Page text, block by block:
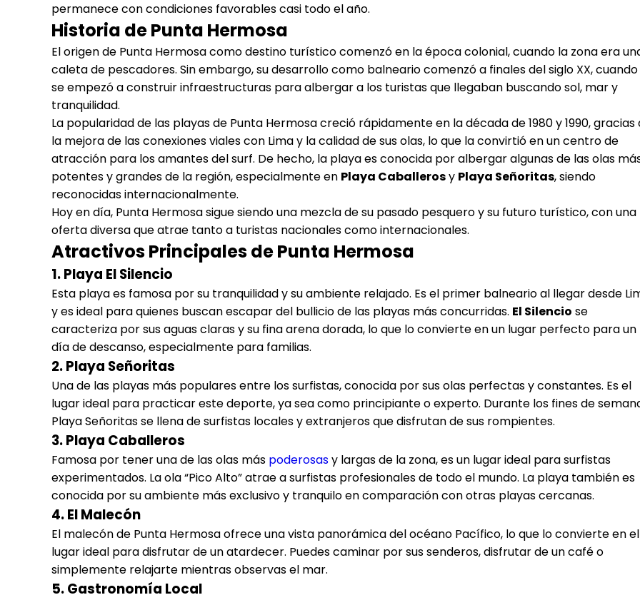
permanece con condiciones favorables casi todo el año.
Historia de Punta Hermosa
El origen de Punta Hermosa como destino turístico comenzó en la época colonial, cuando la zona era
caleta de pescadores. Sin embargo, su desarrollo como balneario comenzó a finales del siglo XX, cuando
se empezó a construir infraestructuras para albergar a los turistas que llegaban buscando sol, mar y
tranquilidad.
La popularidad de las playas de Punta Hermosa creció rápidamente en la década de 1980 y 1990, gracias
la mejora de las conexiones viales con Lima y la calidad de sus olas, lo que la convirtió en un centro de
atracción para los amantes del surf. De hecho, la playa es conocida por albergar algunas de las olas
potentes y grandes de la región, especialmente en Playa Caballerosy Playa Señoritas, siendo
reconocidas internacionalmente.
Hoy en día, Punta Hermosa sigue siendo una mezcla de su pasado pesquero y su futuro turístico, con una
oferta diversa que atrae tanto a turistas nacionales como internacionales.
Atractivos Principales de Punta Hermosa
1.Playa El Silencio
Esta playa es famosa por su tranquilidad y su ambiente relajado. Es el primer balneario al llegar desde
y es ideal para quienes buscan escapar del bullicio de las playas más concurridas. El Silencio se
caracteriza por sus aguas claras y su fina arena dorada, lo que lo convierte en un lugar perfecto para un
día de descanso, especialmente para familias.
2.Playa Señoritas
Una de las playas más populares entre los surfistas, conocida por sus olas perfectas y constantes. Es el
lugar ideal para practicar este deporte, ya sea como principiante o experto. Durante los fines de
Playa Señoritas se llena de surfistas locales y extranjeros que disfrutan de sus rompientes.
3.Playa Caballeros
Famosa por tener una de las olas más poderosasy largas de la zona, es un lugar ideal para surfistas
experimentados. La ola “Pico Alto” atrae a surfistas profesionales de todo el mundo. La playa también es
conocida por su ambiente más exclusivo y tranquilo en comparación con otras playas cercanas.
4.El Malecón
El malecón de Punta Hermosa ofrece una vista panorámica del océano Pacífico, lo que lo convierte en el
lugar ideal para disfrutar de un atardecer. Puedes caminar por sus senderos, disfrutar de un café o
simplemente relajarte mientras observas el mar.
5.Gastronomía Local